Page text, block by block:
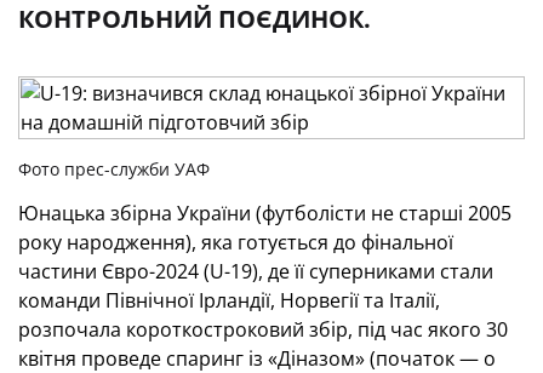
КОНТРОЛЬНИЙ ПОЄДИНОК.
Фото прес-служби УАФ
Юнацька збірна України (футболісти не старші 2005
року народження), яка готується до фінальної
частини Євро-2024 (U-19), де її суперниками стали
команди Північної Ірландії, Норвегії та Італії,
розпочала короткостроковий збір, під час якого 30
квітня проведе спаринг із «Діназом» (початок — о